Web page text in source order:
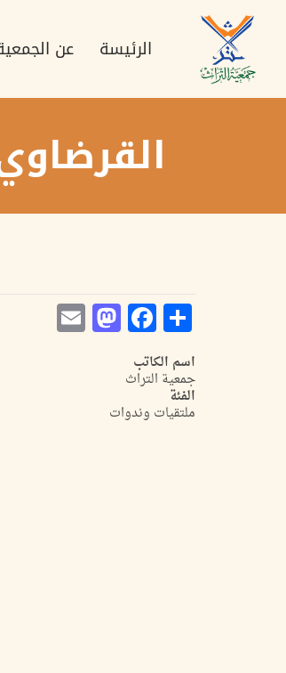
الرئيسي navigation
الرئيسة عن
Share
Facebook
اسم الكاتب
جمعية التراث
الفئة
ملتقيات وندوات